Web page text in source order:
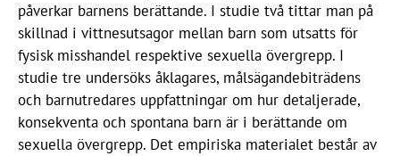
påverkar barnens berättande. I studie två tittar man på
skillnad i vittnesutsagor mellan barn som utsatts för
fysisk misshandel respektive sexuella övergrepp. I
studie tre undersöks åklagares, målsägandebiträdens
och barnutredares uppfattningar om hur detaljerade,
konsekventa och spontana barn är i berättande om
sexuella övergrepp. Det empiriska materialet består av